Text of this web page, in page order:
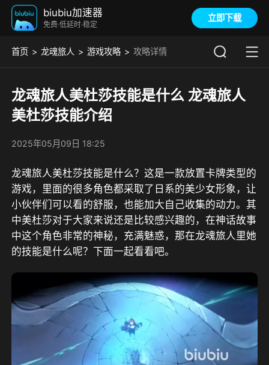
biubiu加速器
免费·低延时·稳定
立即下载
首页 龙魂旅人 游戏攻略 攻略详情
龙魂旅人美杜莎技能是什么 龙魂旅人
美杜莎技能介绍
2025年05月09日 18:25
龙魂旅人美杜莎技能是什么？这是一款放置卡牌类型的
游戏，里面的很多角色都采取了日系的美少女形象，让
小伙伴们可以看的舒服，也能加大自己收集的动力。其
中美杜莎对于大家来说还是比较感兴趣的，在神话故事
中这个角色非常的神秘，充满魅惑，那在龙魂旅人里她
的技能是什么呢？下面一起看看吧。